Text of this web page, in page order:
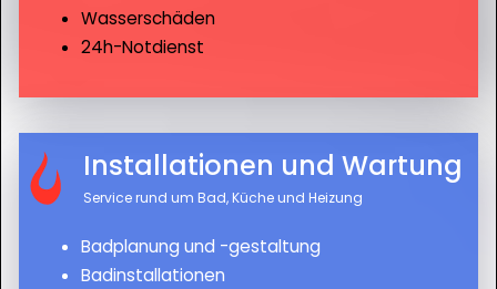
Wasserschäden
24h-Notdienst
Installationen und Wartung
Service rund um Bad, Küche und Heizung
Badplanung und -gestaltung
Badinstallationen